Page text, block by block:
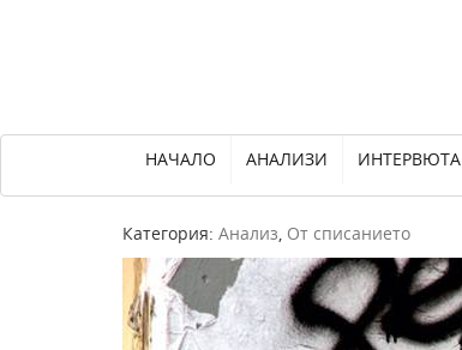
НАЧАЛО АНАЛИЗИ ИНТЕРВЮТА
Категория: Анализ, От списанието